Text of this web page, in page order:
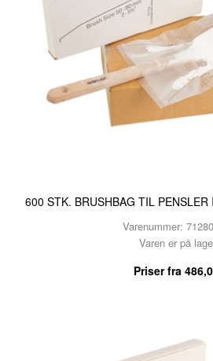
600 STK. BRUSHBAG TIL
Varenummer:
Varen er på
Priser fra